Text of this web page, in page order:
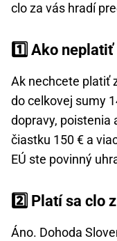
clo za vás hradí
1️⃣ Ako
Ak nechcete platiť
do celkovej sumy
dopravy, poistenia
čiastku 150 € a
EÚ ste povinný
2️⃣ Platí sa clo
Áno. Dohoda